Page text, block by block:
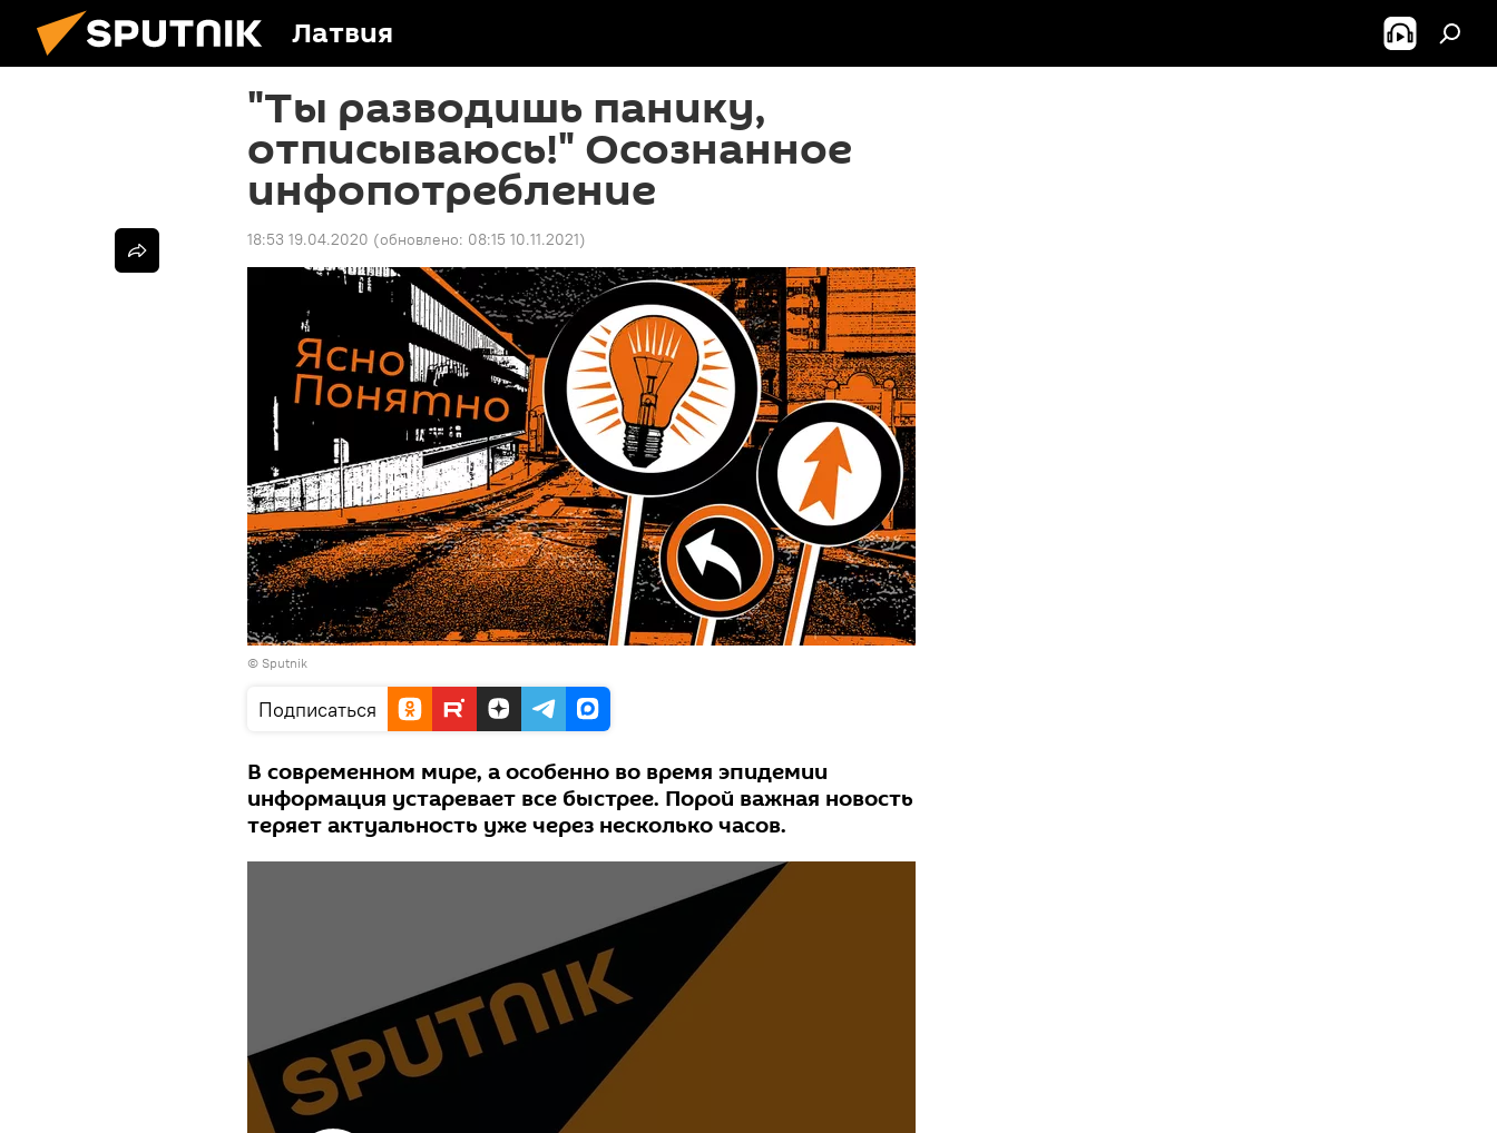
Латвия
"Ты разводишь панику,
отписываюсь!" Осознанное
инфопотребление
18:53 19.04.2020 (обновлено: 08:15 10.11.2021)
© Sputnik
Подписаться
В современном мире, а особенно во время эпидемии
информация устаревает все быстрее. Порой важная новость
теряет актуальность уже через несколько часов.